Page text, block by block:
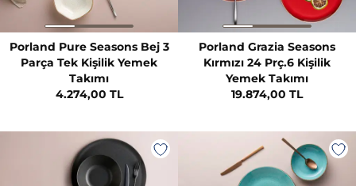
Porland Pure Seasons Bej 3
Parça Tek Kişilik Yemek
Takımı
4.274,00 TL
Porland Grazia Seasons
Kırmızı 24 Prç.6 Kişilik
Yemek Takımı
19.874,00 TL